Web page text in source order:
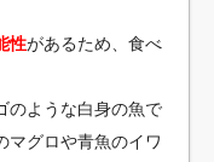
性があるため、食べ
のような白身の魚で
マグロや青魚のイワ